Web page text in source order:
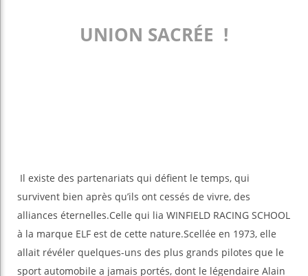
UNION SACRÉE !
Il existe des partenariats qui défient le temps, qui
survivent bien après qu’ils ont cessés de vivre, des
alliances éternelles.Celle qui lia WINFIELD RACING SCHOOL
à la marque ELF est de cette nature.Scellée en 1973, elle
allait révéler quelques-uns des plus grands pilotes que le
sport automobile a jamais portés, dont le légendaire Alain